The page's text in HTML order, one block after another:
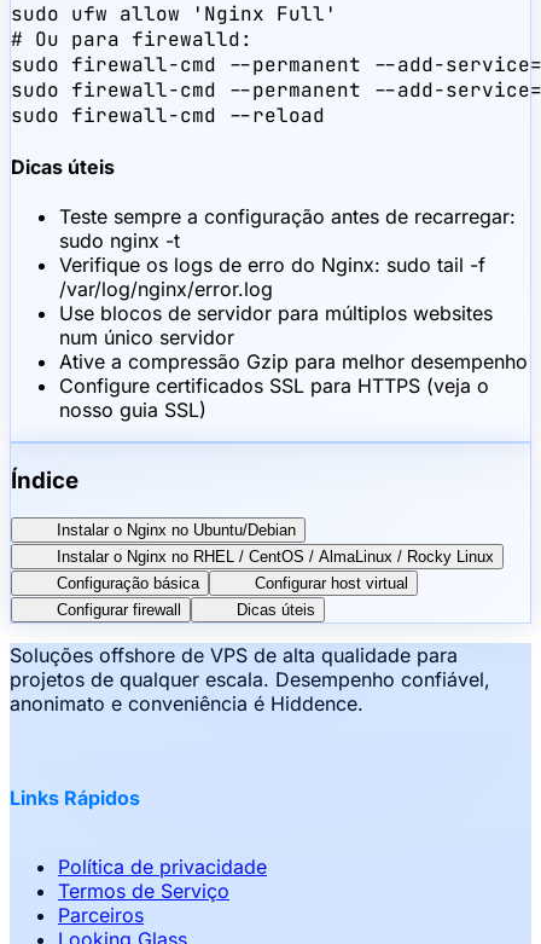
sudo ufw allow 'Nginx Full'
# Ou para firewalld:
sudo firewall-cmd --permanent --add-
sudo firewall-cmd --permanent --add-
sudo firewall-cmd --reload
Dicas úteis
Teste sempre a configuração antes de recarregar:
sudo nginx -t
Verifique os logs de erro do Nginx: sudo tail -f
/var/log/nginx/error.log
Use blocos de servidor para múltiplos websites
num único servidor
Ative a compressão Gzip para melhor desempenho
Configure certificados SSL para HTTPS (veja o
nosso guia SSL)
Índice
Instalar o Nginx no Ubuntu/Debian
Instalar o Nginx no RHEL / CentOS / AlmaLinux / Rocky Linux
Configuração básica
Configurar host virtual
Configurar firewall
Dicas úteis
Soluções offshore de VPS de alta qualidade para
projetos de qualquer escala. Desempenho confiável,
anonimato e conveniência é Hiddence.
Links Rápidos
Política de privacidade
Termos de Serviço
Parceiros
Looking Glass